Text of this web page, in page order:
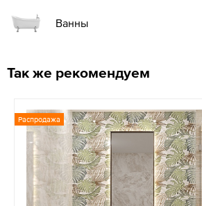
Ванны
Так же рекомендуем
Распродажа